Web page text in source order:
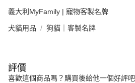
義大利MyFamily | 寵物客製名牌
犬貓用品 狗貓｜客製名牌
評價
喜歡這個商品嗎？購買後給他一個好評吧